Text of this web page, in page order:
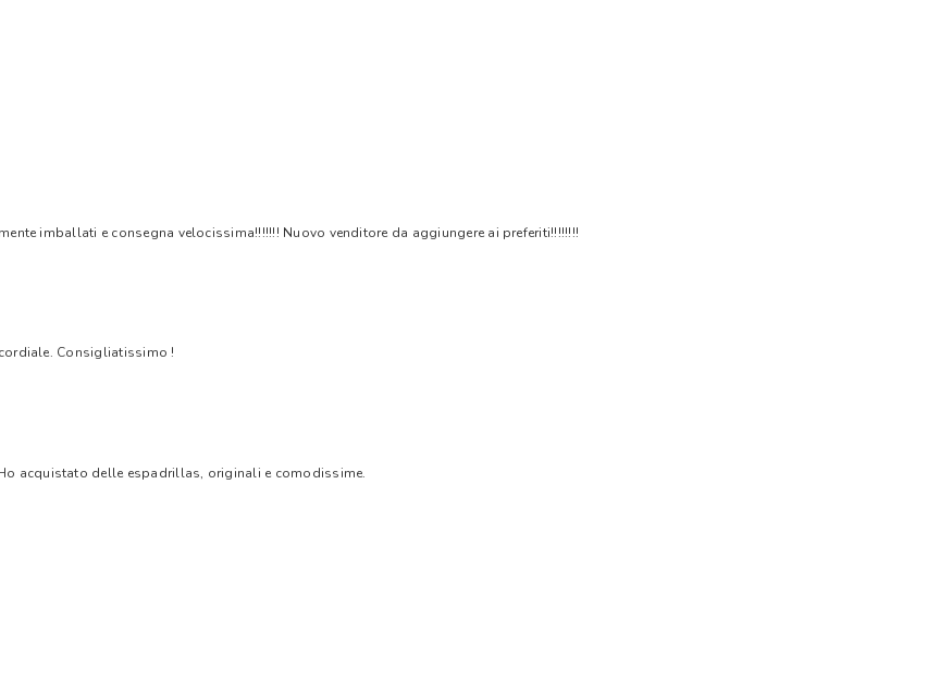
imballati e consegna velocissima!!!!!!! Nuovo venditore da aggiungere ai preferiti!!!!!!!!
Consigliatissimo !
acquistato delle espadrillas, originali e comodissime.